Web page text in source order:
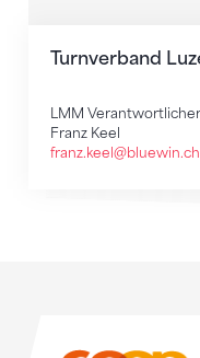
Turnverband
LMM Verantwortlicher
Franz Keel
franz.keel@bluewin.ch